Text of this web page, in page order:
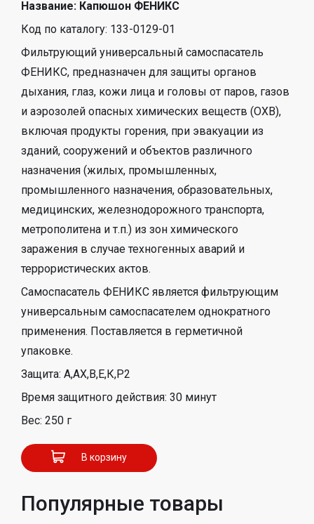
Название: Капюшон ФЕНИКС
Код по каталогу: 133-0129-01
Фильтрующий универсальный самоспасатель
ФЕНИКС, предназначен для защиты органов
дыхания, глаз, кожи лица и головы от паров, газов
и аэрозолей опасных химических веществ (ОХВ),
включая продукты горения, при эвакуации из
зданий, сооружений и объектов различного
назначения (жилых, промышленных,
промышленного назначения, образовательных,
медицинских, железнодорожного транспорта,
метрополитена и т.п.) из зон химического
заражения в случае техногенных аварий и
террористических актов.
Самоспасатель ФЕНИКС является фильтрующим
универсальным самоспасателем однократного
применения. Поставляется в герметичной
упаковке.
Защита: А,АХ,В,Е,К,Р2
Время защитного действия: 30 минут
Вес: 250 г
В корзину
Популярные товары